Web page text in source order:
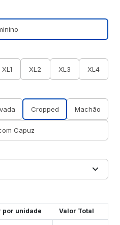
XL1 XL2 XL3 XL4
Cropped Machão
Capuz
por unidade Valor Total